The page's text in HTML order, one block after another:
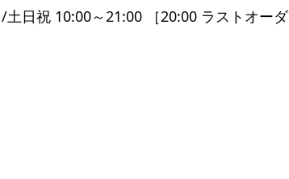
日祝 10:00～21:00 ［20:00 ラストオーダ